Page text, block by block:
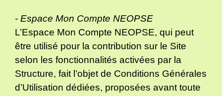
- Espace Mon Compte NEOPSE
L’Espace Mon Compte NEOPSE, qui peut
être utilisé pour la contribution sur le Site
selon les fonctionnalités activées par la
Structure, fait l’objet de Conditions Générales
d’Utilisation dédiées, proposées avant toute